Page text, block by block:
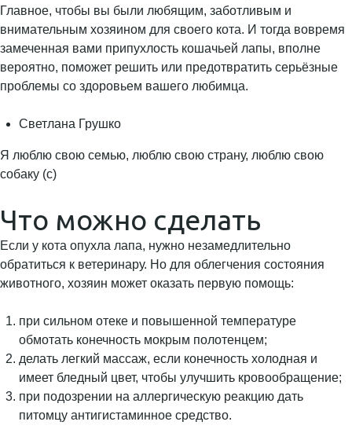
Главное, чтобы вы были любящим, заботливым и
внимательным хозяином для своего кота. И тогда вовремя
замеченная вами припухлость кошачьей лапы, вполне
вероятно, поможет решить или предотвратить серьёзные
проблемы со здоровьем вашего любимца.
Светлана Грушко
Я люблю свою семью, люблю свою страну, люблю свою
собаку (с)
Что можно сделать
Если у кота опухла лапа, нужно незамедлительно
обратиться к ветеринару. Но для облегчения состояния
животного, хозяин может оказать первую помощь:
при сильном отеке и повышенной температуре
обмотать конечность мокрым полотенцем;
делать легкий массаж, если конечность холодная и
имеет бледный цвет, чтобы улучшить кровообращение;
при подозрении на аллергическую реакцию дать
питомцу антигистаминное средство.